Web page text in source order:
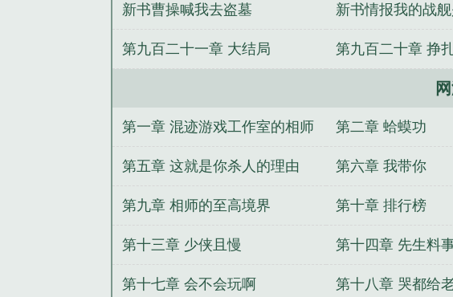
惊华
金银花露 幸臣 混乱家庭派对 想抱你
白鹭
帐中珠 青蛇缠腰 三人行 裴医生 青云红
露水芙蓉
网游大相师
大相师无弹窗 网游大相师全本TXT笔趣阁 网游
大相师剧情 网游大相师免费阅读 网游大相师百度
游大相师女主 网游大相师全文 网游大相师主角老
如初夏 女主她武力值爆表 系统之主播奇才 修真
新书曹操喊我去盗墓 新书情报我的战
第九百二十一章 大结局 第九百二十章 挣
第一章 混迹游戏工作室的相师 第二章 蛤蟆功
第五章 这就是你杀人的理由 第六章 我带你
第九章 相师的至高境界 第十章 排行榜
第十三章 少侠且慢 第十四章 先生料
第十七章 会不会玩啊 第十八章 哭都给